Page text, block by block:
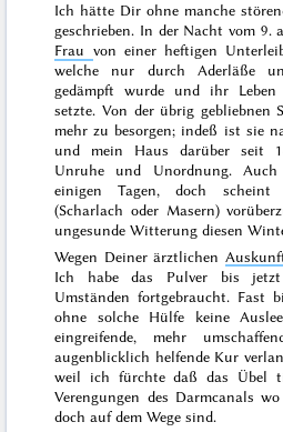
Ich hätte Dir ohne manche
geschrieben. In der Nacht vom 9.
Frau von einer heftigen
welche nur durch Aderläße
gedämpft wurde und ihr
setzte. Von der übrig gebliebnen
mehr zu besorgen; indeß ist sie
und mein Haus darüber seit
Unruhe und Unordnung. Auch
einigen Tagen, doch scheint
(Scharlach oder Masern)
ungesunde Witterung diesen
Wegen Deiner ärztlichen
Ich habe das Pulver bis
Umständen fortgebraucht. Fast
ohne solche Hülfe keine
eingreifende, mehr
augenblicklich helfende Kur
weil ich fürchte daß das Übel
Verengungen des Darmcanals
doch auf dem Wege sind.